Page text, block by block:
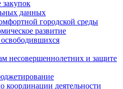
закупок
данных
городской среды
развитие
несовершеннолетних и защите
координации деятельности